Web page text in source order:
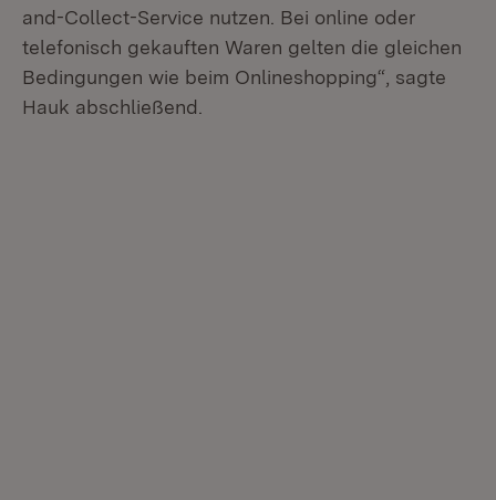
and-Collect-Service nutzen. Bei online oder
telefonisch gekauften Waren gelten die gleichen
Bedingungen wie beim Onlineshopping“, sagte
Hauk abschließend.